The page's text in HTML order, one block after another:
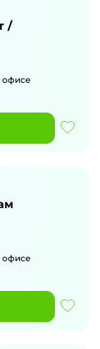
/
офисе
офисе